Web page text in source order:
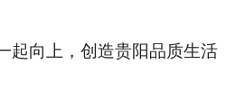
起向上，创造贵阳品质生活